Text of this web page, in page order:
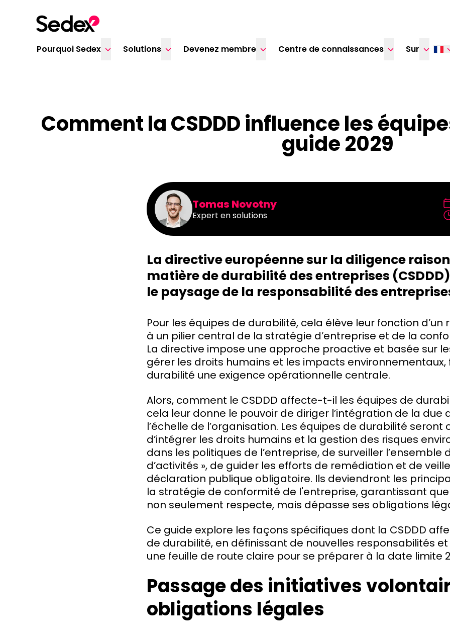
Pourquoi Sedex Solutions Devenez membre Centre de connaissances Sur
Comment la CSDDD influence les
guide 2029
Tomas Novotny
Expert en solutions
La directive européenne sur la diligence
matière de durabilité des entreprises
le paysage de la responsabilité des
Pour les équipes de durabilité, cela élève leur fonction d’un
à un pilier central de la stratégie d’entreprise et de la
La directive impose une approche proactive et basée sur
gérer les droits humains et les impacts
durabilité une exigence opérationnelle centrale.
Alors, comment le CSDDD affecte-t-il les équipes de
cela leur donne le pouvoir de diriger l’intégration de la due
l’échelle de l’organisation. Les équipes de durabilité seront
d’intégrer les droits humains et la gestion des risques
dans les politiques de l’entreprise, de surveiller l’ensemble
d’activités », de guider les efforts de remédiation et de
déclaration publique obligatoire. Ils deviendront les
la stratégie de conformité de l'entreprise, garantissant
non seulement respecte, mais dépasse ses obligations
Ce guide explore les façons spécifiques dont la CSDDD
de durabilité, en définissant de nouvelles responsabilités
une feuille de route claire pour se préparer à la date limite
Passage des initiatives
obligations légales